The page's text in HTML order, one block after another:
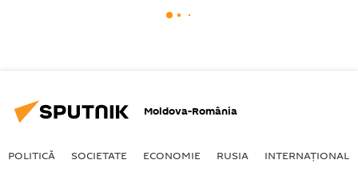
Moldova-România
POLITICĂ SOCIETATE ECONOMIE RUSIA INTERNAŢIONAL